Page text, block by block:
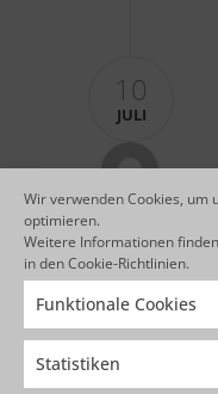
Wir verwenden Cookies, um
optimieren.
Weitere Informationen
in denCookie-Richtlinien.
Funktionale Cookies
Statistiken
10
JULI
PARTNER-